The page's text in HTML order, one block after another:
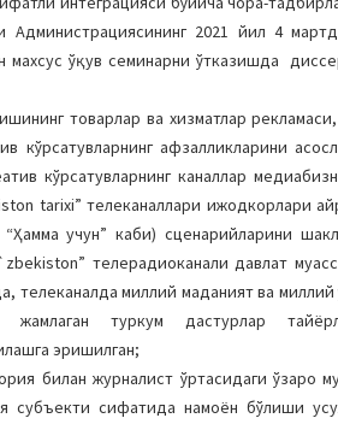
Администрациясининг 2021 йил 4
махсус ўқув семинарни ўтказишда
товарлар ва хизматлар
кўрсатувларнинг афзалликларини
кўрсатувларнинг каналлар
tarixi” телеканаллари ижодкорлари
“Ҳамма учун” каби) сценарийларини
телерадиоканали давлат
телеканалда миллий маданият ва миллий
жамлаган туркум дастурлар
эришилган;
билан журналист ўртасидаги ўзаро
субъекти сифатида намоён бўлиши